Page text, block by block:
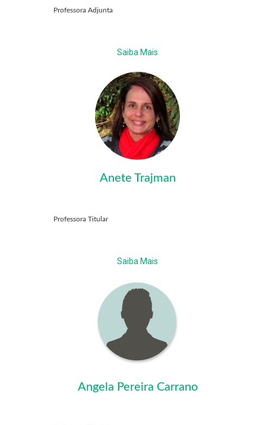
Professora Adjunta
Saiba Mais
Anete Trajman
Professora Titular
Saiba Mais
Angela Pereira Carrano